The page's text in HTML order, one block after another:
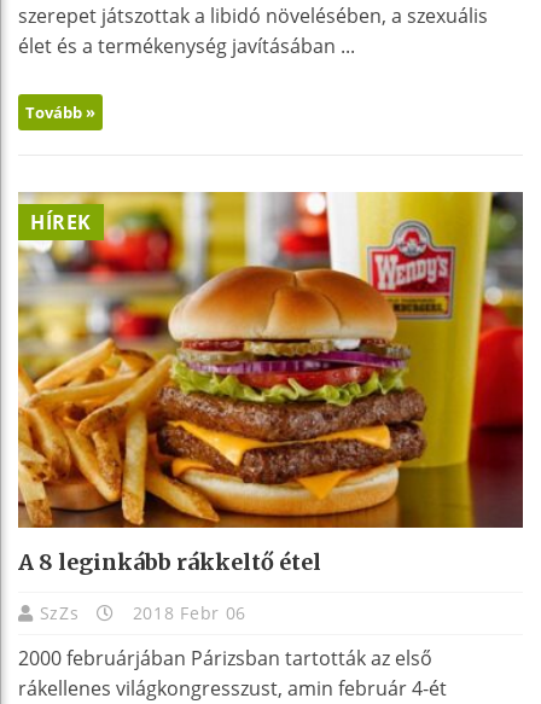
szerepet játszottak a libidó növelésében, a szexuális
élet és a termékenység javításában ...
Tovább »
HÍREK
A 8 leginkább rákkeltő étel
SzZs 2018 Febr 06
2000 februárjában Párizsban tartották az első
rákellenes világkongresszust, amin február 4-ét